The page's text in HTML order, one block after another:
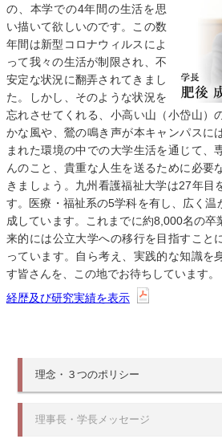
の、本学での4年間の生活を思
い描いて欲しいのです。この数
年間は新型コロナウィルスによ
って我々の生活が制限され、不
安定な状況に翻弄されてきまし
た。しかし、そのような状況を
忘れさせてくれる、小高い山（小岱山）
かな風や、鶯の鳴き声が本キャンパスに
まれた環境の中での大学生活を通じて、
んのこと、貴重な人生を送るために必要
きましょう。九州看護福祉大学は27年目
す。医療・福祉系の5学科を有し、広く温
成しています。これまでに約8,000名の卒
来的には公立大学への移行を目指すこと
っています。自ら考え、実践的な知識を
す皆さんを、この地でお待ちしています。
経歴及び研究実績を表示
理念・３つのポリシー
理事長・学長メッセージ